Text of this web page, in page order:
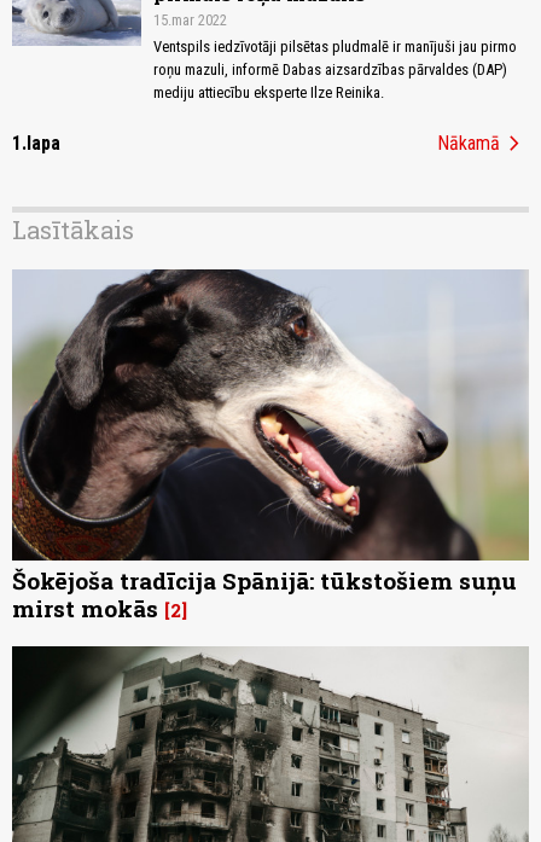
15.mar 2022
Ventspils iedzīvotāji pilsētas pludmalē ir manījuši jau pirmo
roņu mazuli, informē Dabas aizsardzības pārvaldes (DAP)
mediju attiecību eksperte Ilze Reinika.
1.lapa Nākamā chevron_right
Lasītākais
Šokējoša tradīcija Spānijā: tūkstošiem suņu
mirst mokās 2